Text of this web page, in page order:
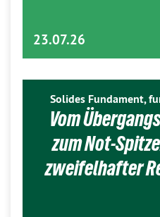
23.07.26
Solides Fundament,
Vom
zum Not-
zweifelhafter